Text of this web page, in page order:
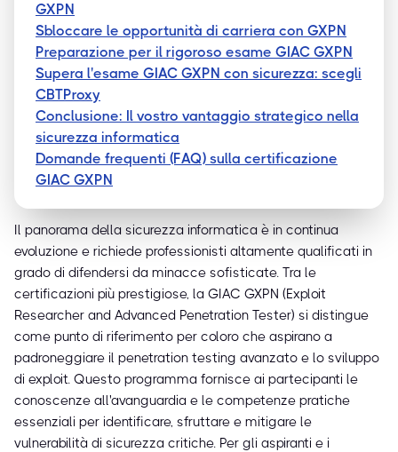
GXPN
Sbloccare le opportunità di carriera con GXPN
Preparazione per il rigoroso esame GIAC GXPN
Supera l'esame GIAC GXPN con sicurezza: scegli
CBTProxy
Conclusione: Il vostro vantaggio strategico nella
sicurezza informatica
Domande frequenti (FAQ) sulla certificazione
GIAC GXPN
Il panorama della sicurezza informatica è in continua
evoluzione e richiede professionisti altamente qualificati in
grado di difendersi da minacce sofisticate. Tra le
certificazioni più prestigiose, la GIAC GXPN (Exploit
Researcher and Advanced Penetration Tester) si distingue
come punto di riferimento per coloro che aspirano a
padroneggiare il penetration testing avanzato e lo sviluppo
di exploit. Questo programma fornisce ai partecipanti le
conoscenze all'avanguardia e le competenze pratiche
essenziali per identificare, sfruttare e mitigare le
vulnerabilità di sicurezza critiche. Per gli aspiranti e i